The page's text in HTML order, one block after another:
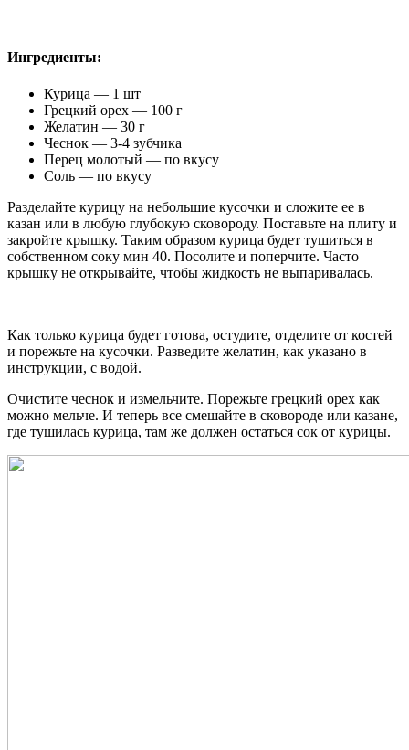
Ингредиенты:
Курица — 1 шт
Грецкий орех — 100 г
Желатин — 30 г
Чеснок — 3-4 зубчика
Перец молотый — по вкусу
Соль — по вкусу
Разделайте курицу на небольшие кусочки и сложите ее в
казан или в любую глубокую сковороду. Поставьте на плиту и
закройте крышку. Таким образом курица будет тушиться в
собственном соку мин 40. Посолите и поперчите. Часто
крышку не открывайте, чтобы жидкость не выпаривалась.
Как только курица будет готова, остудите, отделите от костей
и порежьте на кусочки. Разведите желатин, как указано в
инструкции, с водой.
Очистите чеснок и измельчите. Порежьте грецкий орех как
можно мельче. И теперь все смешайте в сковороде или казане,
где тушилась курица, там же должен остаться сок от курицы.